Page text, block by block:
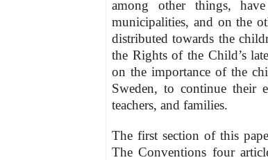
among other things,
municipalities, and on the
distributed towards the
the Rights of the Child’s
on the importance of the
Sweden, to continue their
teachers, and families.
The first section of this
The Conventions four